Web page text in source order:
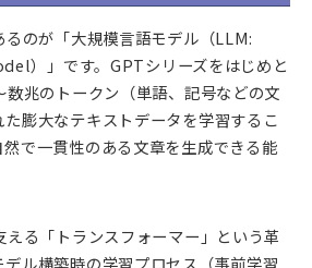
のが「大規模言語モデル（LLM:
）」です。GPTシリーズをはじめと
兆のトークン（単語、記号などの文
膨大なテキストデータを学習するこ
で一貫性のある文章を生成できる能
る「トランスフォーマー」という革
ル構築時の学習プロセス（事前学習